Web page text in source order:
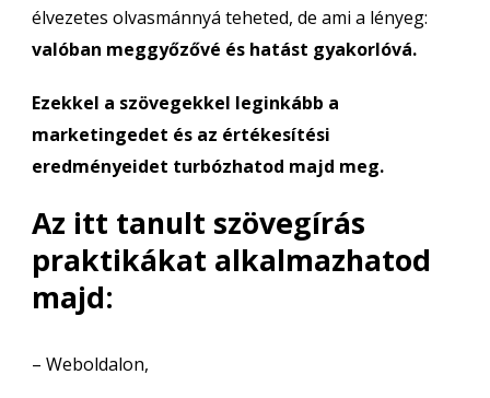
élvezetes olvasmánnyá teheted, de ami a lényeg:
valóban meggyőzővé és hatást gyakorlóvá.
Ezekkel a szövegekkel leginkább a
marketingedet és az értékesítési
eredményeidet turbózhatod majd meg.
Az itt tanult szövegírás
praktikákat alkalmazhatod
majd:
– Weboldalon,